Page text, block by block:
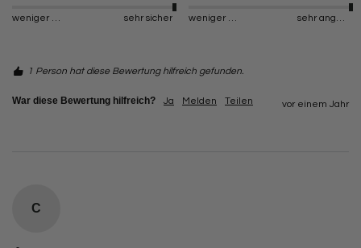
weniger sicher sehr sicher weniger angenehm sehr angenehm
1 Person hat diese Bewertung hilfreich gefunden.
War diese Bewertung hilfreich? Ja Melden Teilen vor einem Jahr
C